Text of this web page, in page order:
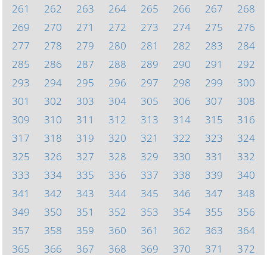
261
262 263 264 265 266 267
268
269
270 271 272 273 274 275
276
277
278 279 280 281 282 283
284
285
286 287 288 289 290 291
292
293
294 295 296 297 298 299
300
301
302 303 304 305 306 307
308
309
310 311 312 313 314 315
316
317
318 319 320 321 322 323
324
325
326 327 328 329 330 331
332
333
334 335 336 337 338 339
340
341
342 343 344 345 346 347
348
349
350 351 352 353 354 355
356
357
358 359 360 361 362 363
364
365
366 367 368 369 370 371 372